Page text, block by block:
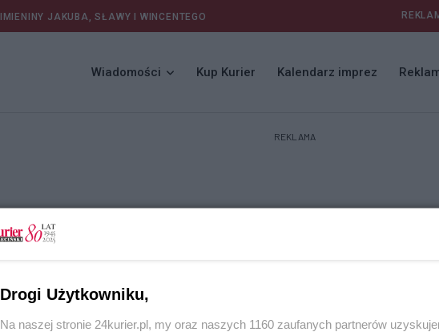
IMIENINY JAKUBA, SŁAWY I WINCENTEGO
Wiadomości Kup Kurier Kalendarz imprez
REKLAMA
Drogi Użytkowniku,
Na naszej stronie 24kurier.pl, my oraz naszych 1160 zaufanych partnerów